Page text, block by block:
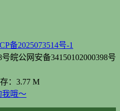
备2025073514号-1
皖公网安备34150102000398号
：3.77 M
哦～